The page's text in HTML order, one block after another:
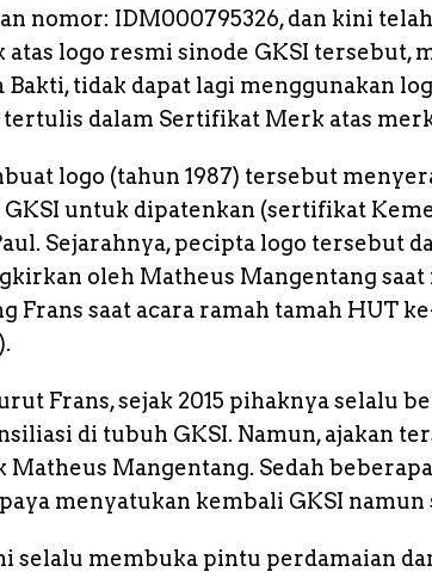
nomor: IDM000795326, dan kini
atas logo resmi sinode GKSI tersebut,
Bakti, tidak dapat lagi menggunakan
tertulis dalam Sertifikat Merk atas
logo (tahun 1987) tersebut
GKSI untuk dipatenkan (sertifikat
Sejarahnya, pecipta logo tersebut
oleh Matheus Mangentang saat
Frans saat acara ramah tamah HUT
Frans, sejak 2015 pihaknya selalu
di tubuh GKSI. Namun, ajakan
Matheus Mangentang. Sedah
menyatukan kembali GKSI namun
selalu membuka pintu perdamaian